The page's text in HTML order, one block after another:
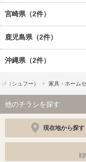
宮崎県（2件）
鹿児島県（2件）
沖縄県（2件）
（シュフー） 家具・ホーム
他のチラシを探す
現在地から探す